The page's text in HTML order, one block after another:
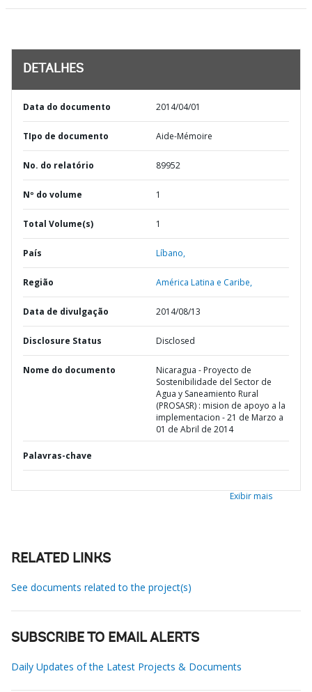
DETALHES
Data do documento 2014/04/01
TIpo de documento Aide-Mémoire
No. do relatório 89952
Nº do volume 1
Total Volume(s) 1
País Líbano,
Região América Latina e Caribe,
Data de divulgação 2014/08/13
Disclosure Status Disclosed
Nome do documento
Nicaragua - Proyecto de
Sostenibilidade del Sector de
Agua y Saneamiento Rural
(PROSASR) : mision de apoyo a la
implementacion - 21 de Marzo a
01 de Abril de 2014
Palavras-chave
Exibir mais
RELATED LINKS
See documents related to the project(s)
SUBSCRIBE TO EMAIL ALERTS
Daily Updates of the Latest Projects & Documents